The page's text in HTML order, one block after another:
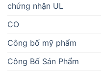
chứng nhận UL
CO
Công bố mỹ phẩm
Công Bố Sản Phẩm